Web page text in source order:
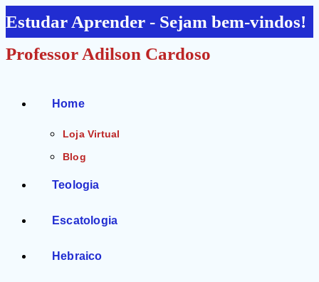
Ir
para
o
Estudar Aprender - Sejam bem-vindos!
Professor Adilson Cardoso
Home
Loja Virtual
Blog
Teologia
Escatologia
Hebraico